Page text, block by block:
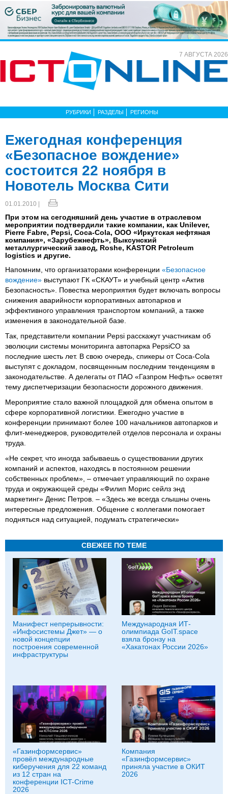
7 АВГУСТА 2026
РУБРИКИ РАЗДЕЛЫ РЕГИОНЫ
Ежегодная конференция
«Безопасное вождение»
состоится 22 ноября в
Новотель Москва Сити
01.01.2010 |
При этом на сегодняшний день участие в отраслевом
мероприятии подтвердили такие компании, как Unilever,
Pierre Fabre, Pepsi, Coca-Cola, ООО «Иркутская нефтяная
компания», «Зарубежнефть», Выксунский
металлургический завод, Roshe, KASTOR Petroleum
logistics и другие.
Напомним, что организаторами конференции «Безопасное
вождение» выступают ГК «СКАУТ» и учебный центр «Актив
Безопасность». Повестка мероприятия будет включать вопросы
снижения аварийности корпоративных автопарков и
эффективного управления транспортом компаний, а также
изменения в законодательной базе.
Так, представители компании Pepsi расскажут участникам об
эволюции системы мониторинга автопарка PepsiCO за
последние шесть лет. В свою очередь, спикеры от Coca-Cola
выступят с докладом, посвященным последним тенденциям в
законодательстве. А делегаты от ПАО «Газпром Нефть» осветят
тему диспетчеризации безопасности дорожного движения.
Мероприятие стало важной площадкой для обмена опытом в
сфере корпоративной логистики. Ежегодно участие в
конференции принимают более 100 начальников автопарков и
флит-менеджеров, руководителей отделов персонала и охраны
труда.
«Не секрет, что иногда забываешь о существовании других
компаний и аспектов, находясь в постоянном решении
собственных проблем», – отмечает управляющий по охране
труда и окружающей среды «Филип Морис сейлз энд
маркетинг» Денис Петров. – «Здесь же всегда слышны очень
интересные предложения. Общение с коллегами помогает
подняться над ситуацией, подумать стратегически»
СВЕЖЕЕ ПО ТЕМЕ
Манифест непрерывности:
«Инфосистемы Джет» — о
новой концепции
построения современной
инфраструктуры
Международная ИТ-
олимпиада GoIT.space
взяла бронзу на
«Хакатонах России 2026»
«Газинформсервис»
провёл международные
киберучения для 22 команд
из 12 стран на
конференции ICT-Crime
2026
Компания
«Газинформсервис»
приняла участие в ОКИТ
2026